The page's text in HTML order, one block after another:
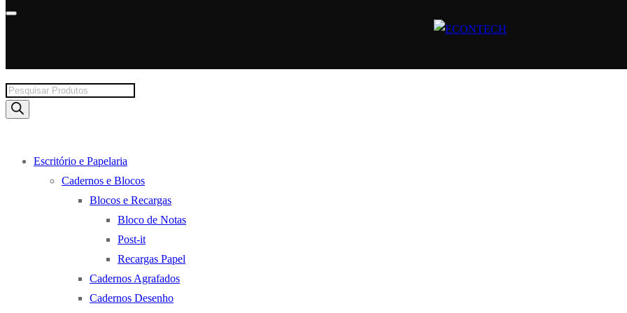
Products
search
Escritório e Papelaria
Cadernos e Blocos
Blocos e Recargas
Bloco de Notas
Post-it
Recargas Papel
Cadernos Agrafados
Cadernos Desenho